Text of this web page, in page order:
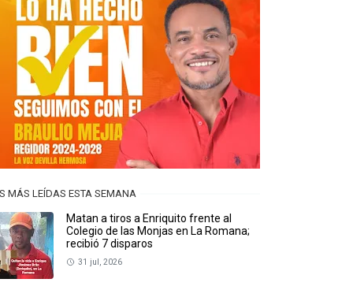
MÁS LEÍDAS ESTA SEMANA
Matan a tiros a Enriquito frente al
Colegio de las Monjas en La Romana;
recibió 7 disparos
31 jul, 2026